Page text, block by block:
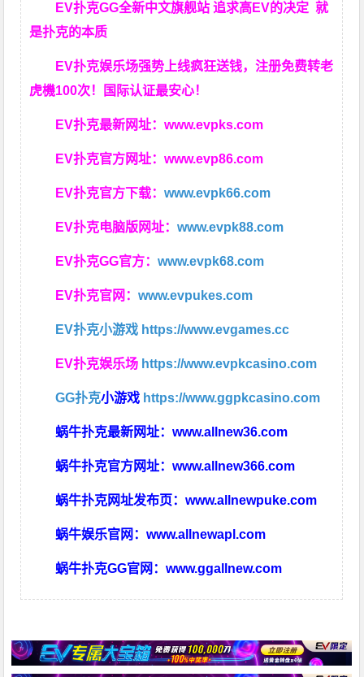
EV扑克GG全新中文旗舰站 追求高EV的决定就
是扑克的本质
EV扑克娱乐场强势上线疯狂送钱，注册免费转老
虎機100次！国际认证最安心！
EV扑克最新网址：www.evpks.com
EV扑克官方网址：www.evp86.com
EV扑克官方下载：www.evpk66.com
EV扑克电脑版网址：www.evpk88.com
EV扑克GG官方：www.evpk68.com
EV扑克官网：www.evpukes.com
EV扑克小游戏 https://www.evgames.cc
EV扑克娱乐场 https://www.evpkcasino.com
GG扑克小游戏 https://www.ggpkcasino.com
蜗牛扑克最新网址：www.allnew36.com
蜗牛扑克官方网址：www.allnew366.com
蜗牛扑克网址发布页：www.allnewpuke.com
蜗牛娱乐官网：www.allnewapl.com
蜗牛扑克GG官网：www.ggallnew.com